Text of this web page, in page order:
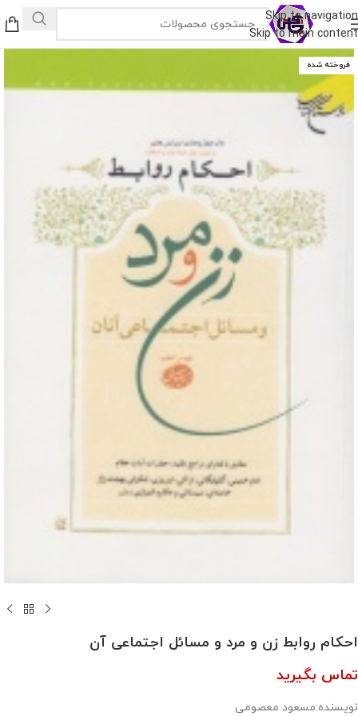
Skip to navigation
Skip to main content
فروخته شده
احکام روابط زن و مرد و مسائل اجتماعی آن
تماس بگیرید
نویسنده:مسعود معصومی